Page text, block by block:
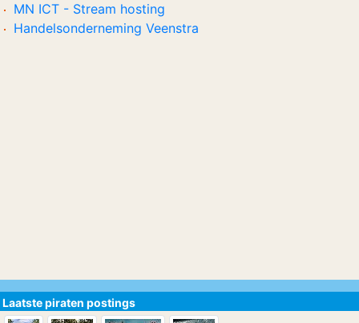
MN ICT - Stream hosting
Handelsonderneming Veenstra
Laatste piraten postings